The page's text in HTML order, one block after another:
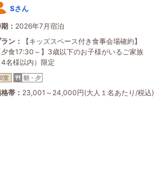
Sさん
2026年7月宿泊
ラン
【キッズスペース付き食事会場確約】
夕食17:30～】3歳以下のお子様がいるご家族
4名様以内）限定
室 朝・夕
帯 23,001～24,000円(大人１名あたり/税込)